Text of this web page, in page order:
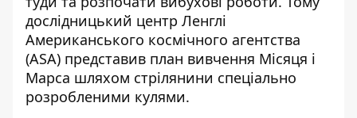
дослідницький центр Ленглі
Американського космічного агентства
(ASA) представив план вивчення Місяця і
Марса шляхом стрілянини спеціально
розробленими кулями.